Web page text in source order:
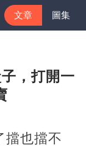
文章 圖集
，打開一
擋也擋不